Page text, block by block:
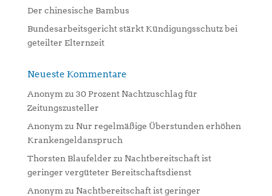
Der chinesische Bambus
Bundesarbeitsgericht stärkt Kündigungsschutz bei
geteilter Elternzeit
Neueste Kommentare
Anonym zu 30 Prozent Nachtzuschlag für
Zeitungszusteller
Anonym zu Nur regelmäßige Überstunden erhöhen
Krankengeldanspruch
Thorsten Blaufelder zu Nachtbereitschaft ist
geringer vergüteter Bereitschaftsdienst
Anonym zu Nachtbereitschaft ist geringer